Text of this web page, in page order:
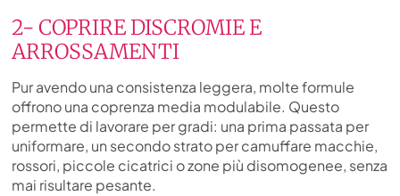
2- COPRIRE DISCROMIE E
ARROSSAMENTI
Pur avendo una consistenza leggera, molte formule
offrono una coprenza media modulabile. Questo
permette di lavorare per gradi: una prima passata per
uniformare, un secondo strato per camuffare macchie,
rossori, piccole cicatrici o zone più disomogenee, senza
mai risultare pesante.